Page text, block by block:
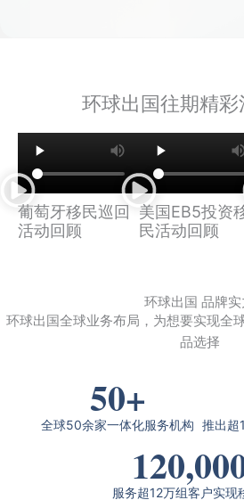
环球出国往期精彩
葡萄牙移民巡回
活动回顾
美国EB5投资
民活动回顾
环球出国 品牌实
环球出国全球业务布局，为想要实现全
品选择
全球50余家一体化服务机构
50+
推出超
服务超12万组客户实现